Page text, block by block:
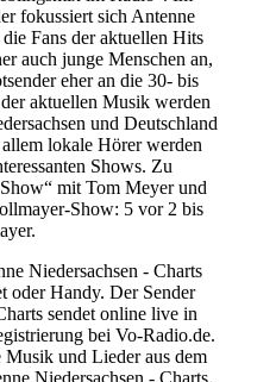
fokussiert sich Antenne
Fans der aktuellen Hits
auch junge Menschen an,
eher an die 30- bis
aktuellen Musik werden
und Deutschland
lokale Hörer werden
Shows. Zu
mit Tom Meyer und
Show: 5 vor 2 bis
Niedersachsen - Charts
oder Handy. Der Sender
sendet online live in
bei Vo-Radio.de.
Musik und Lieder aus dem
Niedersachsen - Charts,